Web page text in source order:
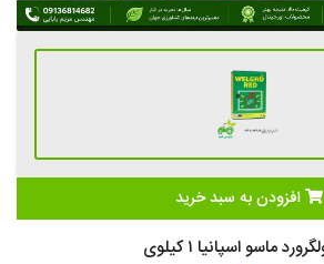
افزودن به سبد خرید
ماسو اسپانیا ۱ کیلوی